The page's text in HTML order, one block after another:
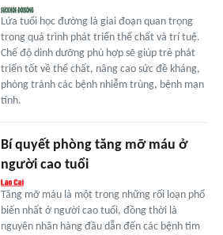
Lứa tuổi học đường là giai đoạn quan trọng
trong quá trình phát triển thể chất và trí tuệ.
Chế độ dinh dưỡng phù hợp sẽ giúp trẻ phát
triển tốt về thể chất, nâng cao sức đề kháng,
phòng tránh các bệnh nhiễm trùng, bệnh mạn
tính.
Bí quyết phòng tăng mỡ máu ở
người cao tuổi
Tăng mỡ máu là một trong những rối loạn phổ
biến nhất ở người cao tuổi, đồng thời là
nguyên nhân hàng đầu dẫn đến các bệnh tim